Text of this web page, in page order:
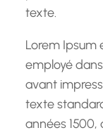
texte.
Lorem
employé
avant
texte
années